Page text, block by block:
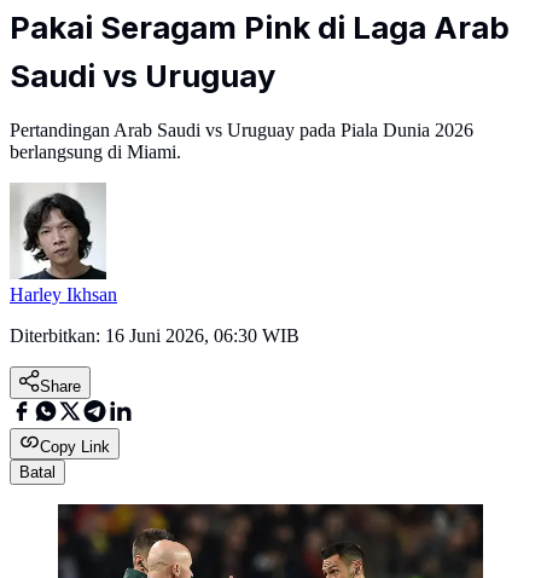
Pakai Seragam Pink di Laga Arab
Saudi vs Uruguay
Pertandingan Arab Saudi vs Uruguay pada Piala Dunia 2026
berlangsung di Miami.
Harley Ikhsan
Diterbitkan: 16 Juni 2026, 06:30 WIB
Share
Copy Link
Batal